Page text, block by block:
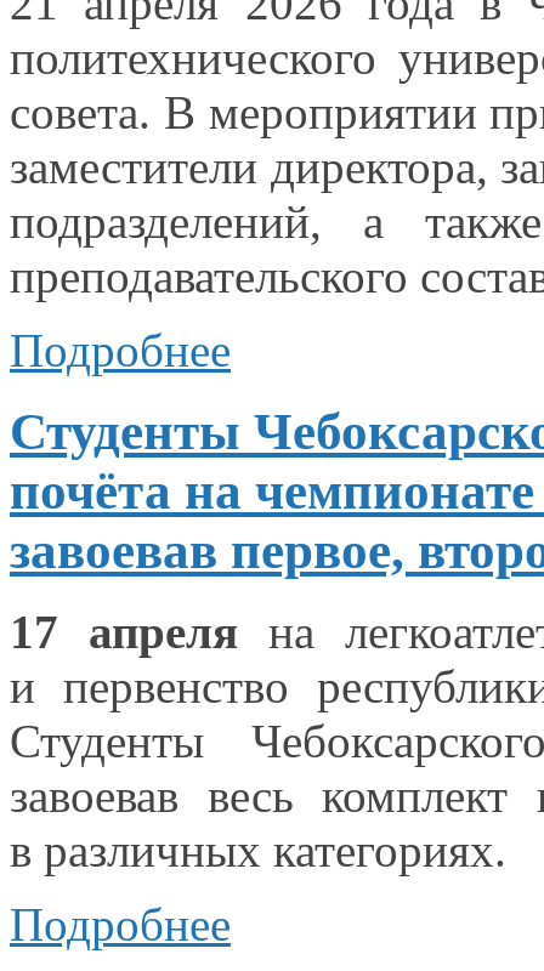
политехнического
совета. В мероприятии
заместители директора,
подразделений, а также
преподавательского
Подробнее
Студенты
почёта на
завоевав первое,
17 апреля
на
и первенство
Студенты
завоевав весь
в различных категориях.
Подробнее